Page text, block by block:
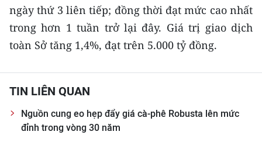
ngày thứ 3 liên tiếp; đồng thời đạt mức cao nhất
trong hơn 1 tuần trở lại đây. Giá trị giao dịch
toàn Sở tăng 1,4%, đạt trên 5.000 tỷ đồng.
TIN LIÊN QUAN
Nguồn cung eo hẹp đẩy giá cà-phê Robusta lên mức
đỉnh trong vòng 30 năm